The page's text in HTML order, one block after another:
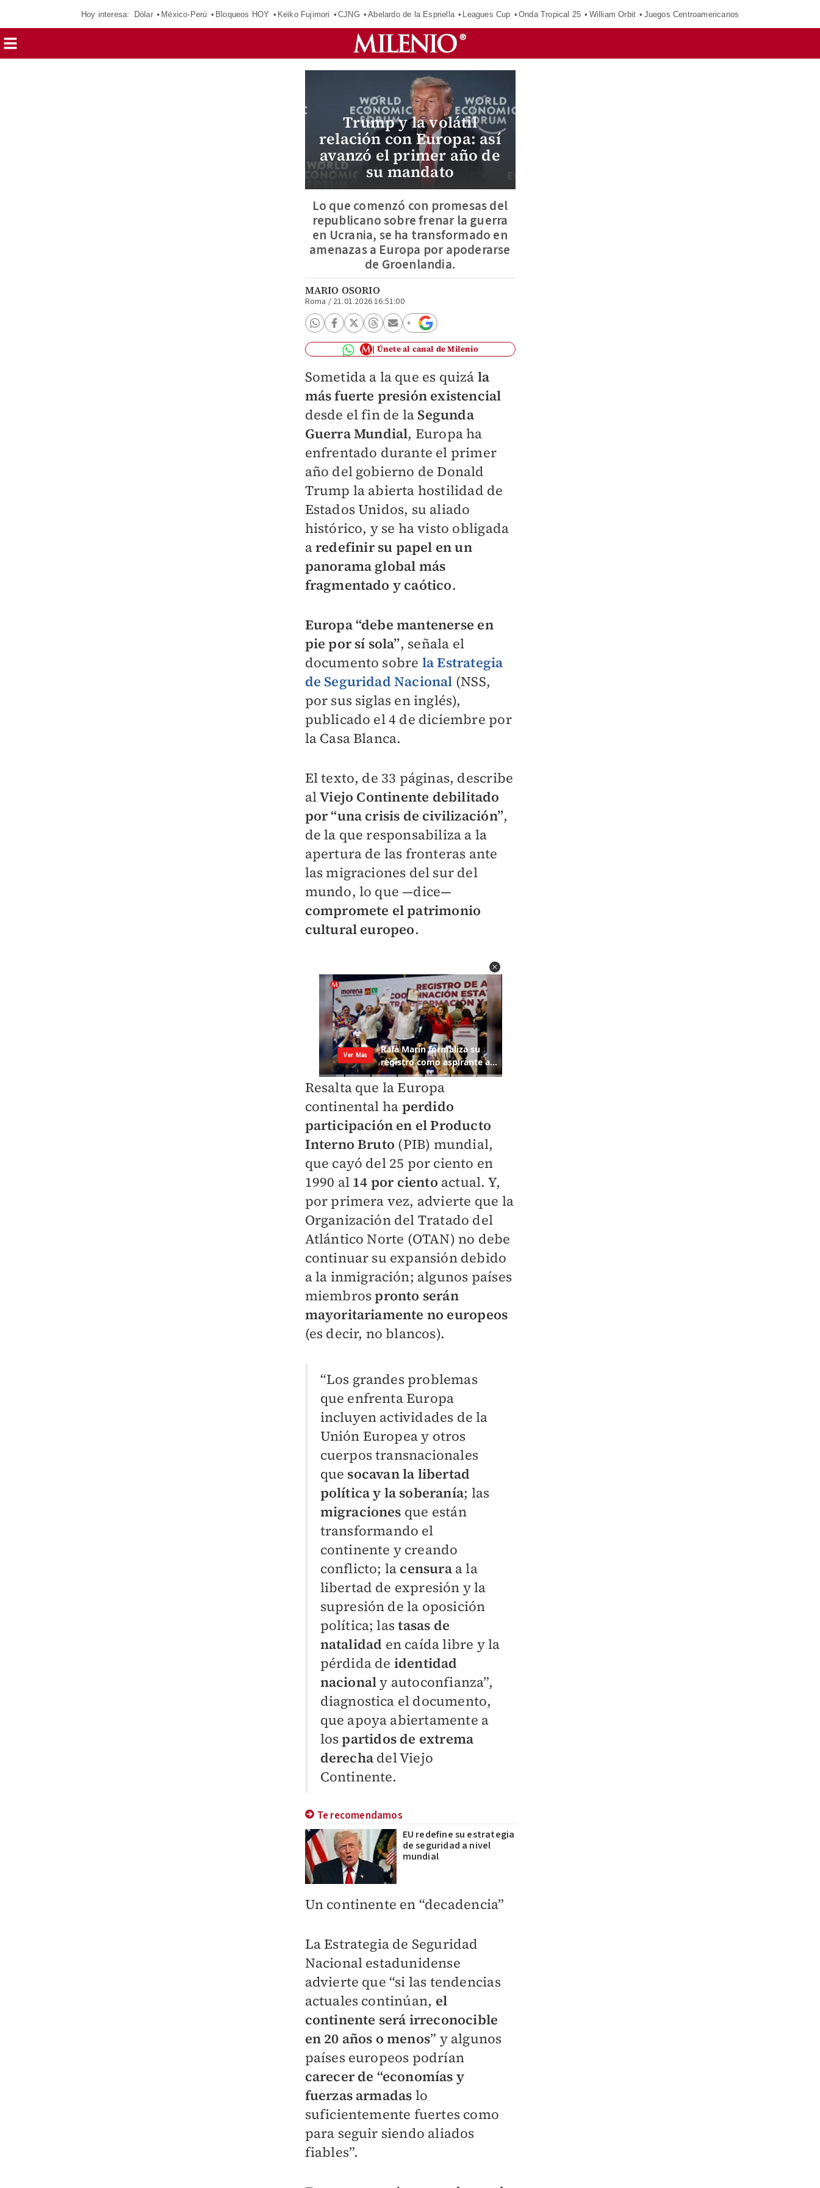
Hoy interesa: Dólar México-Perú Bloqueos HOY Keiko Fujimori CJNG Abelardo de la Espriella Leagues Cup Onda Tropical 25 William Orbit Juegos Centroamericanos
Trump y la volátil
relación con Europa: así
avanzó el primer año de
su mandato
Lo que comenzó con promesas del
republicano sobre frenar la guerra
en Ucrania, se ha transformado en
amenazas a Europa por apoderarse
de Groenlandia.
MARIO OSORIO
Roma / 21.01.2026 16:51:00
Únete al canal de Milenio
Sometida a la que es quizá la
más fuerte presión existencial
desde el fin de la Segunda
Guerra Mundial, Europa ha
enfrentado durante el primer
año del gobierno de Donald
Trump la abierta hostilidad de
Estados Unidos, su aliado
histórico, y se ha visto obligada
aredefinir su papel en un
panorama global más
fragmentado y caótico.
Europa “debe mantenerse en
pie por sí sola”, señala el
documento sobre la Estrategia
de Seguridad Nacional (NSS,
por sus siglas en inglés),
publicado el 4 de diciembre por
la Casa Blanca.
El texto, de 33 páginas, describe
alViejo Continente debilitado
por “una crisis de civilización”,
de la que responsabiliza a la
apertura de las fronteras ante
las migraciones del sur del
mundo, lo que —dice—
compromete el patrimonio
cultural europeo.
Resalta que la Europa
continental ha perdido
participación en el Producto
Interno Bruto (PIB) mundial,
que cayó del 25 por ciento en
1990 al 14 por ciento actual. Y,
por primera vez, advierte que la
Organización del Tratado del
Atlántico Norte (OTAN) no debe
continuar su expansión debido
a la inmigración; algunos países
miembrospronto serán
mayoritariamente no europeos
(es decir, no blancos).
“Los grandes problemas
que enfrenta Europa
incluyen actividades de la
Unión Europea y otros
cuerpos transnacionales
que socavan la libertad
política y la soberanía; las
migraciones que están
transformando el
continente y creando
conflicto; la censura a la
libertad de expresión y la
supresión de la oposición
política; lastasas de
natalidad en caída libre y la
pérdida de identidad
nacionaly autoconfianza”,
diagnostica el documento,
que apoya abiertamente a
lospartidos de extrema
derechadel Viejo
Continente.
Te recomendamos
EU redefine su estrategia
de seguridad a nivel
mundial
Un continente en “decadencia”
La Estrategia de Seguridad
Nacional estadunidense
advierte que “si las tendencias
actuales continúan, el
continente será irreconocible
en 20 años o menos” y algunos
países europeos podrían
carecer de “economías y
fuerzas armadas lo
suficientemente fuertes como
para seguir siendo aliados
fiables”.